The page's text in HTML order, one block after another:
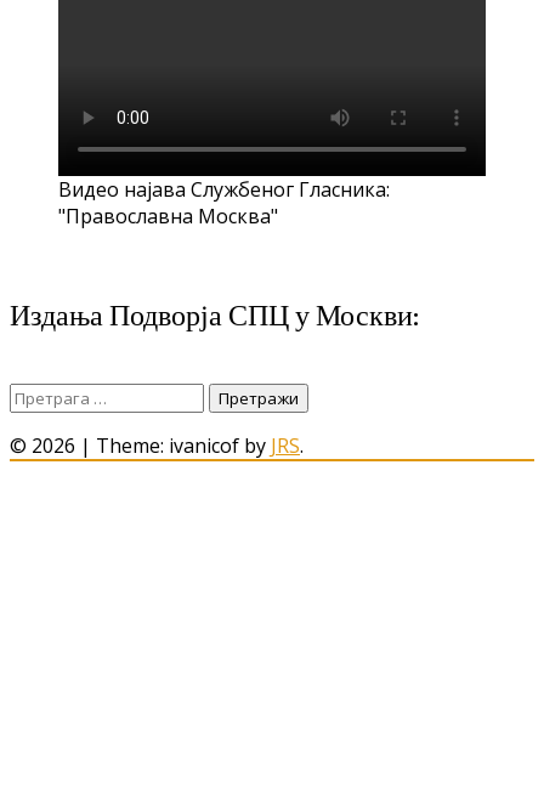
Видео најава Службеног Гласника:
"Православна Москва"
Издања Подворја СПЦ у Москви:
Претрага
за:
© 2026 | Theme: ivanicof by JRS.